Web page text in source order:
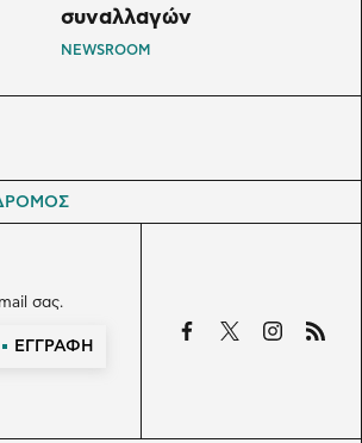
συναλλαγών
NEWSROOM
σας.
ΕΓΓΡΑΦΗ